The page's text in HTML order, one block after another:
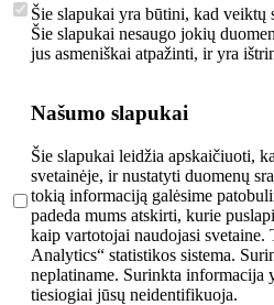
Šie slapukai yra būtini, kad veiktų
Šie slapukai nesaugo jokių
jus asmeniškai atpažinti, ir yra
Našumo slapukai
Šie slapukai leidžia apskaičiuoti,
svetainėje, ir nustatyti duomenų
tokią informaciją galėsime
padeda mums atskirti, kurie
kaip vartotojai naudojasi svetaine.
Analytics“ statistikos sistema.
neplatiname. Surinkta informacija
tiesiogiai jūsų neidentifikuoja.